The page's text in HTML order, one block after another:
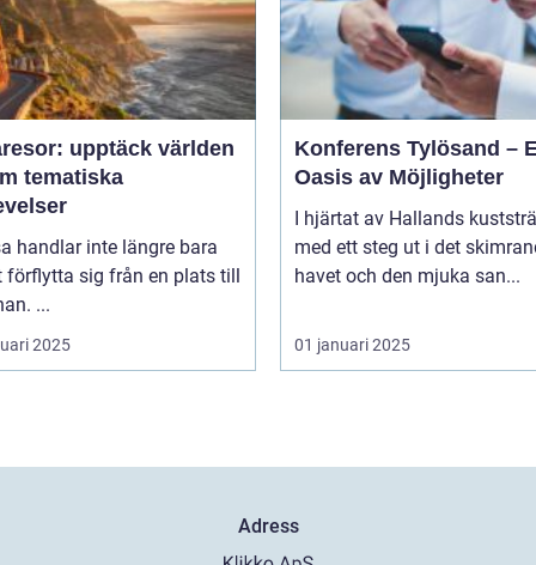
upptäck världen
tematiska
handlar inte längre bara
förflytta sig från en plats till
...
2025
Konferens Tylösand –
Oasis av Möjligheter
I hjärtat av Hallands
med ett steg ut i det
havet och den mjuka san...
01 januari 2025
Adress